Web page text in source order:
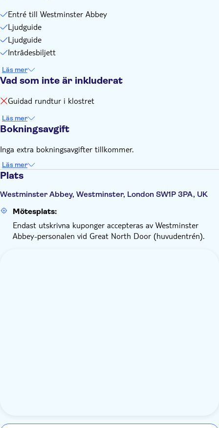
Entré till Westminster Abbey
Ljudguide
Ljudguide
Inträdesbiljett
Läs mer
Vad som inte är inkluderat
Guidad rundtur i klostret
Läs mer
Bokningsavgift
Inga extra bokningsavgifter tillkommer.
Läs mer
Plats
Westminster Abbey, Westminster, London SW1P 3PA, UK
Mötesplats:
Endast utskrivna kuponger accepteras av Westminster
Abbey-personalen vid Great North Door (huvudentrén).